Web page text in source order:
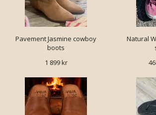
Pavement Jasmine cowboy
boots
1 899 kr
Natural